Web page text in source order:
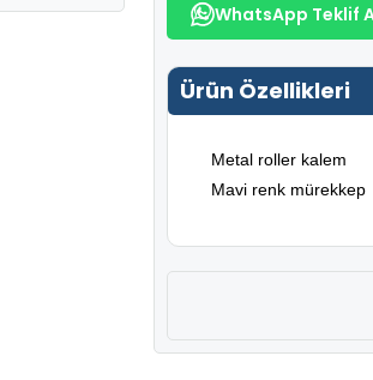
WhatsApp Teklif
Ürün Özellikleri
Metal roller kalem
Mavi renk mürekkep